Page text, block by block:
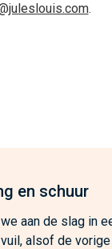
.
en schuur
aan de slag in
alsof de